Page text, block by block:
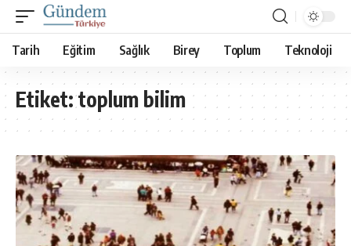
Tarih Eğitim Sağlık Birey Toplum Teknoloji
Etiket:toplum bilim